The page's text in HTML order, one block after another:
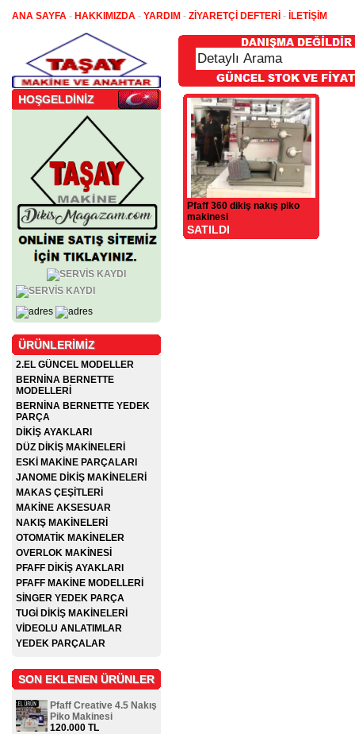
ANA SAYFA - HAKKIMIZDA - YARDIM - ZİYARETÇİ DEFTERİ - İLETİŞİM
HOŞGELDİNİZ
ÜRÜNLERİMİZ
2.EL GÜNCEL MODELLER
BERNİNA BERNETTE
MODELLERİ
BERNİNA BERNETTE YEDEK
PARÇA
DİKİŞ AYAKLARI
DÜZ DİKİŞ MAKİNELERİ
ESKİ MAKİNE PARÇALARI
JANOME DİKİŞ MAKİNELERİ
MAKAS ÇEŞİTLERİ
MAKİNE AKSESUAR
NAKIŞ MAKİNELERİ
OTOMATİK MAKİNELER
OVERLOK MAKİNESİ
PFAFF DİKİŞ AYAKLARI
PFAFF MAKİNE MODELLERİ
SİNGER YEDEK PARÇA
TUGİ DİKİŞ MAKİNELERİ
VİDEOLU ANLATIMLAR
YEDEK PARÇALAR
SON EKLENEN ÜRÜNLER
Pfaff Creative 4.5 Nakış
Piko Makinesi
120.000 TL
Pfaff 360 dikiş nakış piko
makinesi
SATILDI